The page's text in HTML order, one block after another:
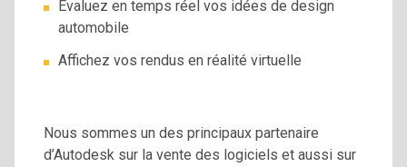
Evaluez en temps réel vos idées de design
automobile
Affichez vos rendus en réalité virtuelle
Nous sommes un des principaux partenaire
d’Autodesk sur la vente des logiciels et aussi sur